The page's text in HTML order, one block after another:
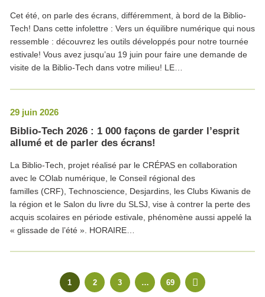
Cet été, on parle des écrans, différemment, à bord de la Biblio-
Tech! Dans cette infolettre : Vers un équilibre numérique qui nous
ressemble : découvrez les outils développés pour notre tournée
estivale! Vous avez jusqu’au 19 juin pour faire une demande de
visite de la Biblio-Tech dans votre milieu! LE…
29 juin 2026
Biblio-Tech 2026 : 1 000 façons de garder l’esprit
allumé et de parler des écrans!
La Biblio-Tech, projet réalisé par le CRÉPAS en collaboration
avec le COlab numérique, le Conseil régional des
familles (CRF), Technoscience, Desjardins, les Clubs Kiwanis de
la région et le Salon du livre du SLSJ, vise à contrer la perte des
acquis scolaires en période estivale, phénomène aussi appelé la
« glissade de l’été ». HORAIRE…
1 2 3 … 69